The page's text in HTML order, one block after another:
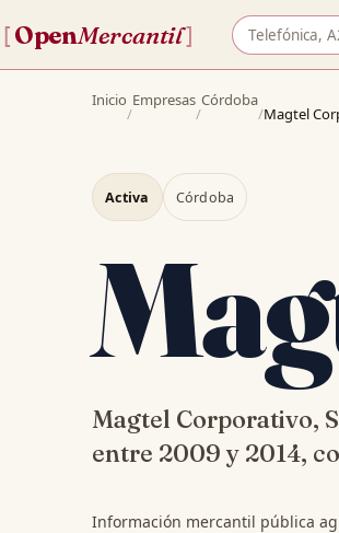
[ OpenMercantil] Buscar
Inicio
/
Empresas
/
Córdoba
/Magtel
Activa Córdoba
Magtel Corporativo,
entre 2009 y 2014,
Información mercantil pública